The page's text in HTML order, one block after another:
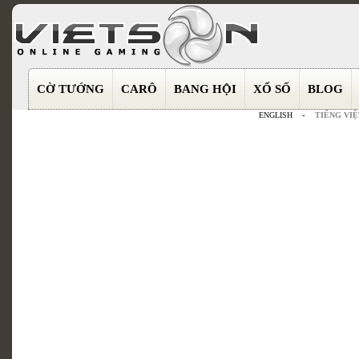
CỜ TƯỚNG CARÔ BANG HỘI XỔ SỐ BLOG
ENGLISH- TIẾNG